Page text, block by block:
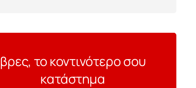
βρες, το κοντινότερο σου
κατάστημα